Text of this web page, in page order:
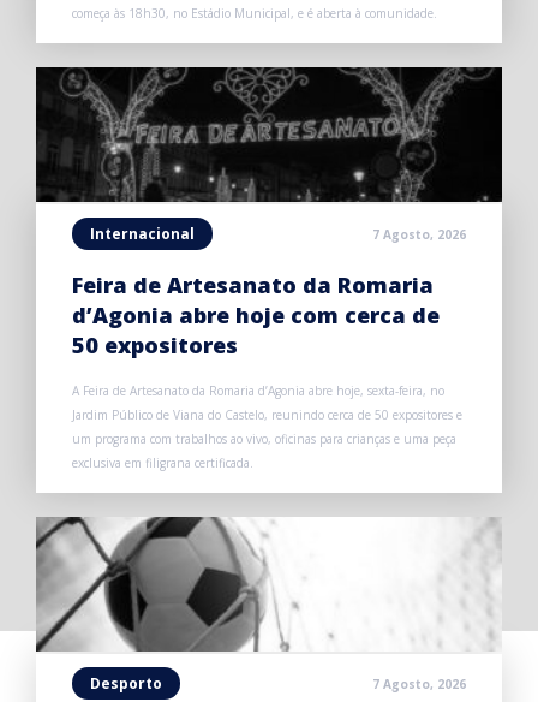
começa às 18h30, no Estádio Municipal, e é aberta à comunidade.
Internacional 7 Agosto, 2026
Feira de Artesanato da Romaria
d’Agonia abre hoje com cerca de
50 expositores
A Feira de Artesanato da Romaria d’Agonia abre hoje, sexta-feira, no
Jardim Público de Viana do Castelo, reunindo cerca de 50 expositores e
um programa com trabalhos ao vivo, oficinas para crianças e uma peça
exclusiva em filigrana certificada.
Desporto 7 Agosto, 2026